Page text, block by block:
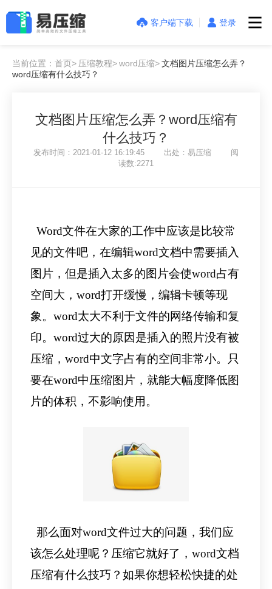
客户端下载 登录
当前位置：首页> 压缩教程>word压缩>文档图片压缩怎么弄？
word压缩有什么技巧？
文档图片压缩怎么弄？word压缩有
什么技巧？
发布时间：2021-01-12 16:19:45 出处：易压缩 阅
读数:2271
Word文件在大家的工作中应该是比较常
见的文件吧，在编辑word文档中需要插入
图片，但是插入太多的图片会使word占有
空间大，word打开缓慢，编辑卡顿等现
象。word太大不利于文件的网络传输和复
印。word过大的原因是插入的照片没有被
压缩，word中文字占有的空间非常小。只
要在word中压缩图片，就能大幅度降低图
片的体积，不影响使用。
那么面对word文件过大的问题，我们应
该怎么处理呢？压缩它就好了，word文档
压缩有什么技巧？如果你想轻松快捷的处